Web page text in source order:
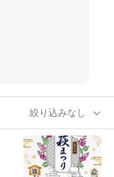
絞り込みなし